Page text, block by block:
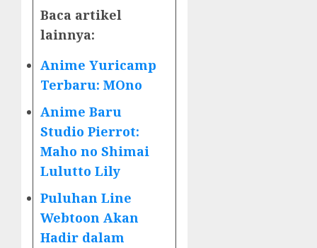
Baca artikel
lainnya:
Anime Yuricamp
Terbaru: MOno
Anime Baru
Studio Pierrot:
Maho no Shimai
Lulutto Lily
Puluhan Line
Webtoon Akan
Hadir dalam